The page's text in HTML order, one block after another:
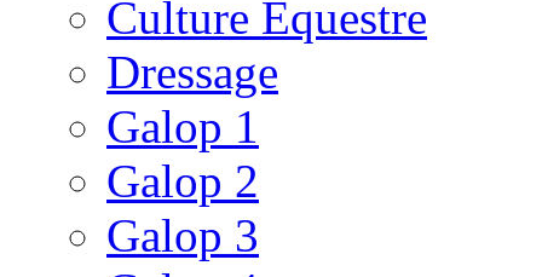
Culture Equestre
Dressage
Galop 1
Galop 2
Galop 3